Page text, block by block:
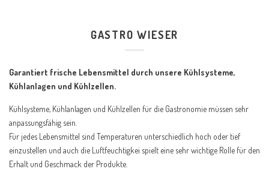
GASTRO WIESER
Garantiert frische Lebensmittel durch unsere Kühlsysteme,
Kühlanlagen und Kühlzellen.
Kühlsysteme, Kühlanlagen und Kühlzellen für die Gastronomie müssen sehr
anpassungsfähig sein.
Für jedes Lebensmittel sind Temperaturen unterschiedlich hoch oder tief
einzustellen und auch die Luftfeuchtigkei spielt eine sehr wichtige Rolle für den
Erhalt und Geschmack der Produkte.